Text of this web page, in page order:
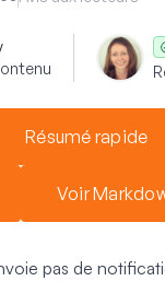
Résumé rapide
Voir
pas de